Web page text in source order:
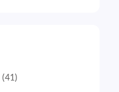
(41)